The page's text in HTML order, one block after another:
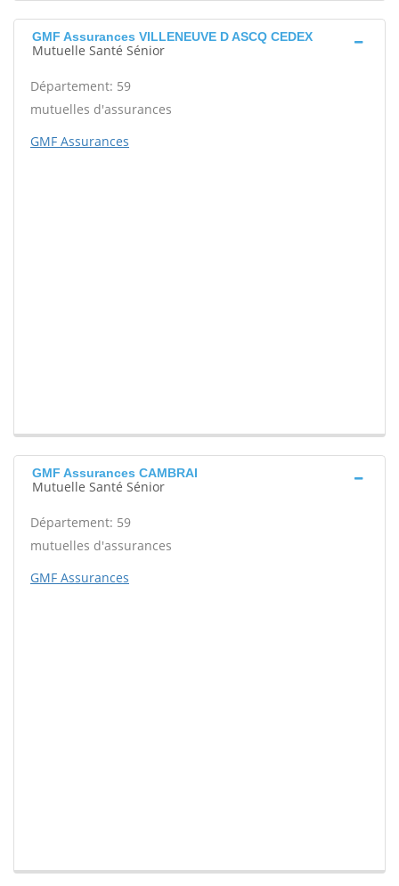
GMF Assurances VILLENEUVE D ASCQ CEDEX
Mutuelle Santé Sénior
Département: 59
mutuelles d'assurances
GMF Assurances
GMF Assurances CAMBRAI
Mutuelle Santé Sénior
Département: 59
mutuelles d'assurances
GMF Assurances